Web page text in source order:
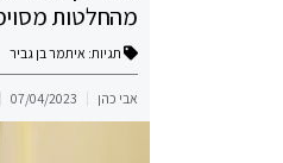
מהחלטות
תגיות: איתמר בן גביר
אבי כהן 07/04/2023